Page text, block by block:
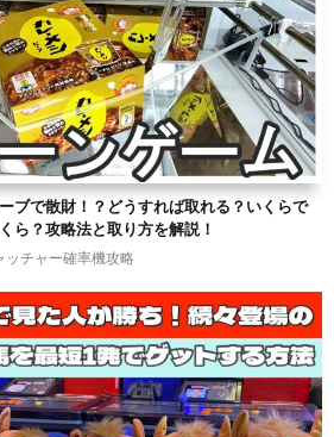
ブで散財！？どうすれば取れる？いくらで
ら？攻略法と取り方を解説！
ッチャー確率機攻略